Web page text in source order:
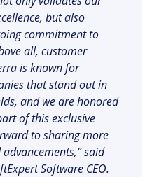
-
- HDM
- ICM
und Kosteneffizienz:
für elektronische Systeme.
but also
commitment to
all, customer
is known for
that stand out in
and we are honored
of this exclusive
to sharing more
said
Software CEO.